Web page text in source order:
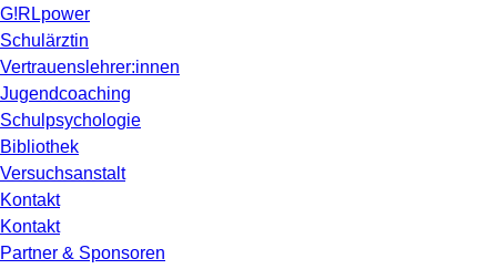
G!RLpower
Schulärztin
Vertrauenslehrer:innen
Jugendcoaching
Schulpsychologie
Bibliothek
Versuchsanstalt
Kontakt
Kontakt
Partner & Sponsoren